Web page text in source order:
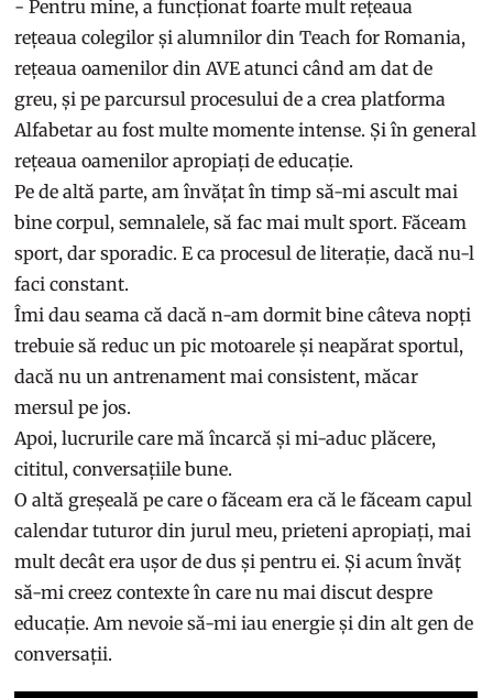
- Pentru mine, a funcționat foarte mult rețeaua
rețeaua colegilor și alumnilor din Teach for Romania,
rețeaua oamenilor din AVE atunci când am dat de
greu, și pe parcursul procesului de a crea platforma
Alfabetar au fost multe momente intense. Și în general
rețeaua oamenilor apropiați de educație.
Pe de altă parte, am învățat în timp să-mi ascult mai
bine corpul, semnalele, să fac mai mult sport. Făceam
sport, dar sporadic. E ca procesul de literație, dacă nu-l
faci constant.
Îmi dau seama că dacă n-am dormit bine câteva nopți
trebuie să reduc un pic motoarele și neapărat sportul,
dacă nu un antrenament mai consistent, măcar
mersul pe jos.
Apoi, lucrurile care mă încarcă și mi-aduc plăcere,
cititul, conversațiile bune.
O altă greșeală pe care o făceam era că le făceam capul
calendar tuturor din jurul meu, prieteni apropiați, mai
mult decât era ușor de dus și pentru ei. Și acum învăț
să-mi creez contexte în care nu mai discut despre
educație. Am nevoie să-mi iau energie și din alt gen de
conversații.